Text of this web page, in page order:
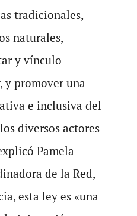
tradicionales,
naturales,
y vínculo
y promover una
e inclusiva del
diversos actores
Pamela
de la Red,
esta ley es «una